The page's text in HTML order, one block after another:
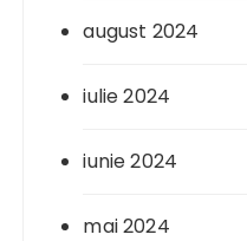
august 2024
iulie 2024
iunie 2024
mai 2024